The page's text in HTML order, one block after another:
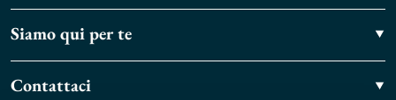
Siamo qui per te
Contattaci